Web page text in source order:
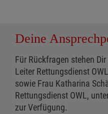
Deine
Für Rückfragen stehen
Leiter Rettungsdienst
sowie Frau Katharina
Rettungsdienst OWL,
zur Verfügung.